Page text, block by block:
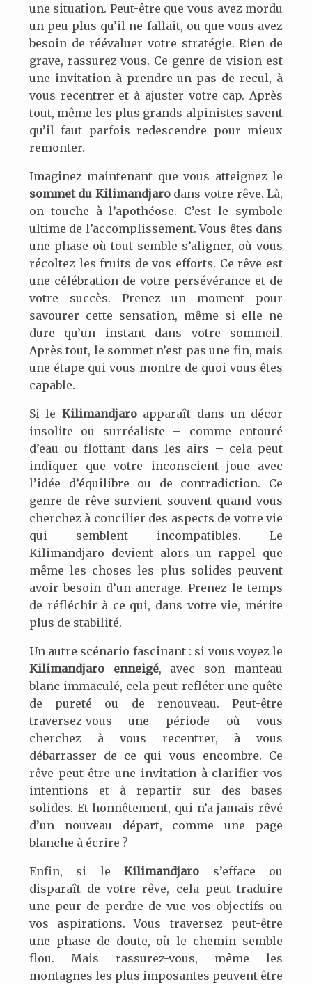
une situation. Peut-être que vous avez mordu
un peu plus qu’il ne fallait, ou que vous avez
besoin de réévaluer votre stratégie. Rien de
grave, rassurez-vous. Ce genre de vision est
une invitation à prendre un pas de recul, à
vous recentrer et à ajuster votre cap. Après
tout, même les plus grands alpinistes savent
qu’il faut parfois redescendre pour mieux
remonter.
Imaginez maintenant que vous atteignez le
sommet du Kilimandjarodans votre rêve. Là,
on touche à l’apothéose. C’est le symbole
ultime de l’accomplissement. Vous êtes dans
une phase où tout semble s’aligner, où vous
récoltez les fruits de vos efforts. Ce rêve est
une célébration de votre persévérance et de
votre succès. Prenez un moment pour
savourer cette sensation, même si elle ne
dure qu’un instant dans votre sommeil.
Après tout, le sommet n’est pas une fin, mais
une étape qui vous montre de quoi vous êtes
capable.
Si le Kilimandjaroapparaît dans un décor
insolite ou surréaliste – comme entouré
d’eau ou flottant dans les airs – cela peut
indiquer que votre inconscient joue avec
l’idée d’équilibre ou de contradiction. Ce
genre de rêve survient souvent quand vous
cherchez à concilier des aspects de votre vie
qui semblent incompatibles. Le
Kilimandjaro devient alors un rappel que
même les choses les plus solides peuvent
avoir besoin d’un ancrage. Prenez le temps
de réfléchir à ce qui, dans votre vie, mérite
plus de stabilité.
Un autre scénario fascinant : si vous voyez le
Kilimandjaro enneigé, avec son manteau
blanc immaculé, cela peut refléter une quête
de pureté ou de renouveau. Peut-être
traversez-vous une période où vous
cherchez à vous recentrer, à vous
débarrasser de ce qui vous encombre. Ce
rêve peut être une invitation à clarifier vos
intentions et à repartir sur des bases
solides. Et honnêtement, qui n’a jamais rêvé
d’un nouveau départ, comme une page
blanche à écrire ?
Enfin, si leKilimandjaro s’efface ou
disparaît de votre rêve, cela peut traduire
une peur de perdre de vue vos objectifs ou
vos aspirations. Vous traversez peut-être
une phase de doute, où le chemin semble
flou. Mais rassurez-vous, même les
montagnes les plus imposantes peuvent être